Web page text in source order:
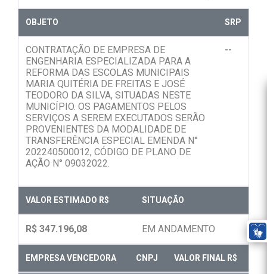
OBJETO SRP
CONTRATAÇÃO DE EMPRESA DE
ENGENHARIA ESPECIALIZADA PARA A
REFORMA DAS ESCOLAS MUNICIPAIS
MARIA QUITÉRIA DE FREITAS E JOSÉ
TEODORO DA SILVA, SITUADAS NESTE
MUNICÍPIO. OS PAGAMENTOS PELOS
SERVIÇOS A SEREM EXECUTADOS SERÃO
PROVENIENTES DA MODALIDADE DE
TRANSFERÊNCIA ESPECIAL EMENDA N°
202240500012, CÓDIGO DE PLANO DE
AÇÃO N° 09032022.
--
VALOR ESTIMADO R$ SITUAÇÃO
R$ 347.196,08 EM ANDAMENTO
EMPRESA VENCEDORA CNPJ VALOR FINAL R$